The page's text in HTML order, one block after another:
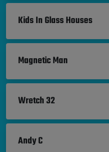
Kids In Glass Houses
Magnetic Man
Wretch 32
Andy C